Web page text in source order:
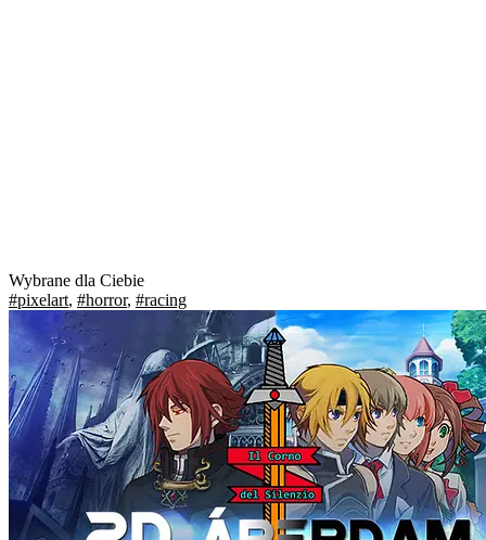
Wybrane dla Ciebie
#pixelart, #horror, #racing